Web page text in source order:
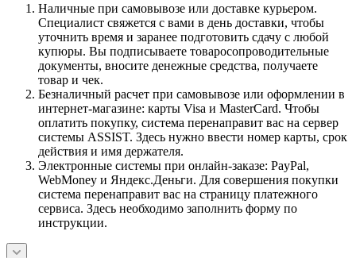
Наличные при самовывозе или доставке курьером.
Специалист свяжется с вами в день доставки, чтобы
уточнить время и заранее подготовить сдачу с любой
купюры. Вы подписываете товаросопроводительные
документы, вносите денежные средства, получаете
товар и чек.
Безналичный расчет при самовывозе или оформлении в
интернет-магазине: карты Visa и MasterCard. Чтобы
оплатить покупку, система перенаправит вас на сервер
системы ASSIST. Здесь нужно ввести номер карты, срок
действия и имя держателя.
Электронные системы при онлайн-заказе: PayPal,
WebMoney и Яндекс.Деньги. Для совершения покупки
система перенаправит вас на страницу платежного
сервиса. Здесь необходимо заполнить форму по
инструкции.